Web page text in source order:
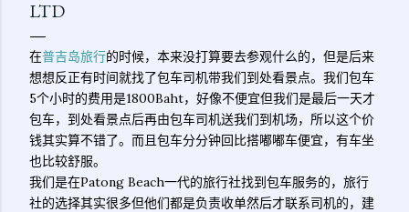
LTD
在普吉岛旅行的时候，本来没打算要去参观什么的，但是后来
想想反正有时间就找了包车司机带我们到处看景点。我们包车
5个小时的费用是1800Baht，好像不便宜但我们是最后一天才
包车，到处看景点后再由包车司机送我们到机场，所以这个价
钱其实算不错了。而且包车分分钟回比搭嘟嘟车便宜，有车坐
也比较舒服。
我们是在Patong Beach一代的旅行社找到包车服务的，旅行
社的选择其实很多但他们都是负责收单然后才联系司机的，建